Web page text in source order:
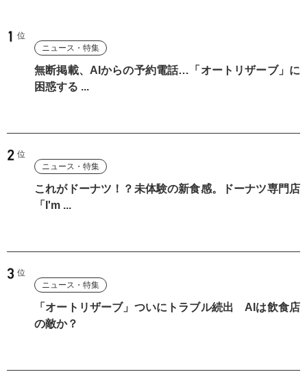
ニュース・特集
無断掲載、AIからの予約電話…「オートリザーブ」に
困惑する ...
ニュース・特集
これがドーナツ！？未体験の新食感。ドーナツ専門店
「I'm ...
ニュース・特集
「オートリザーブ」ついにトラブル続出 AIは飲食店
の敵か？